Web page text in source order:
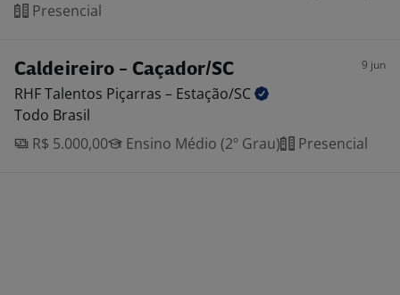
Presencial
Caldeireiro - Caçador/SC 9 jun
RHF Talentos Piçarras – Estação/SC
Todo Brasil
R$ 5.000,00
Ensino Médio (2º Grau) Presencial